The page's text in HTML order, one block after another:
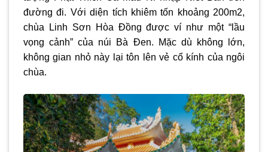
đường đi. Với diện tích khiêm tốn khoảng 200m2,
chùa Linh Sơn Hòa Đồng được ví như một “lầu
vọng cảnh” của núi Bà Đen. Mặc dù không lớn,
không gian nhỏ này lại tôn lên vẻ cổ kính của ngôi
chùa.